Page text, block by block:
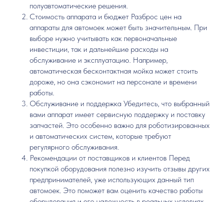
полуавтоматические решения.
Стоимость аппарата и бюджет Разброс цен на
аппараты для автомоек может быть значительным. При
выборе нужно учитывать как первоначальные
инвестиции, так и дальнейшие расходы на
обслуживание и эксплуатацию. Например,
автоматическая бесконтактная мойка может стоить
дороже, но она сэкономит на персонале и времени
работы.
Обслуживание и поддержка Убедитесь, что выбранный
вами аппарат имеет сервисную поддержку и поставку
запчастей. Это особенно важно для роботизированных
и автоматических систем, которые требуют
регулярного обслуживания.
Рекомендации от поставщиков и клиентов Перед
покупкой оборудования полезно изучить отзывы других
предпринимателей, уже использующих данный тип
автомоек. Это поможет вам оценить качество работы